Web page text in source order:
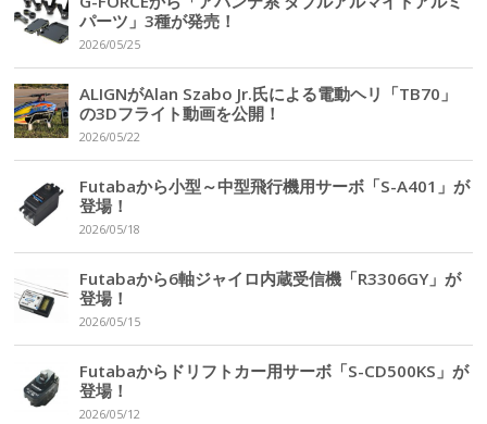
パーツ」3種が発売！
2026/05/25
ALIGNがAlan Szabo Jr.氏による電動ヘリ「TB70」
の3Dフライト動画を公開！
2026/05/22
Futabaから小型～中型飛行機用サーボ「S-A401」が
登場！
2026/05/18
Futabaから6軸ジャイロ内蔵受信機「R3306GY」が
登場！
2026/05/15
Futabaからドリフトカー用サーボ「S-CD500KS」が
登場！
2026/05/12